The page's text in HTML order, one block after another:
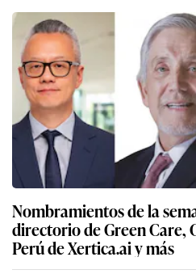
Nombramientos de la
directorio de Green Care,
Perú de Xertica.ai y más